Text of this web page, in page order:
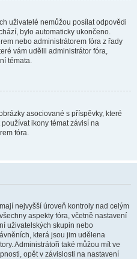
uživatelé nemůžou posílat odpovědi
bylo automaticky ukončeno.
nebo administrátorem fóra z řady
vám udělil administrátor fóra,
témata.
asociované s příspěvky, které
ikony témat závisí na
fóra.
nejvyšší úroveň kontroly nad celým
aspekty fóra, včetně nastavení
uživatelských skupin nebo
která jsou jim udělena
Administrátoři také můžou mít ve
opět v závislosti na nastavení